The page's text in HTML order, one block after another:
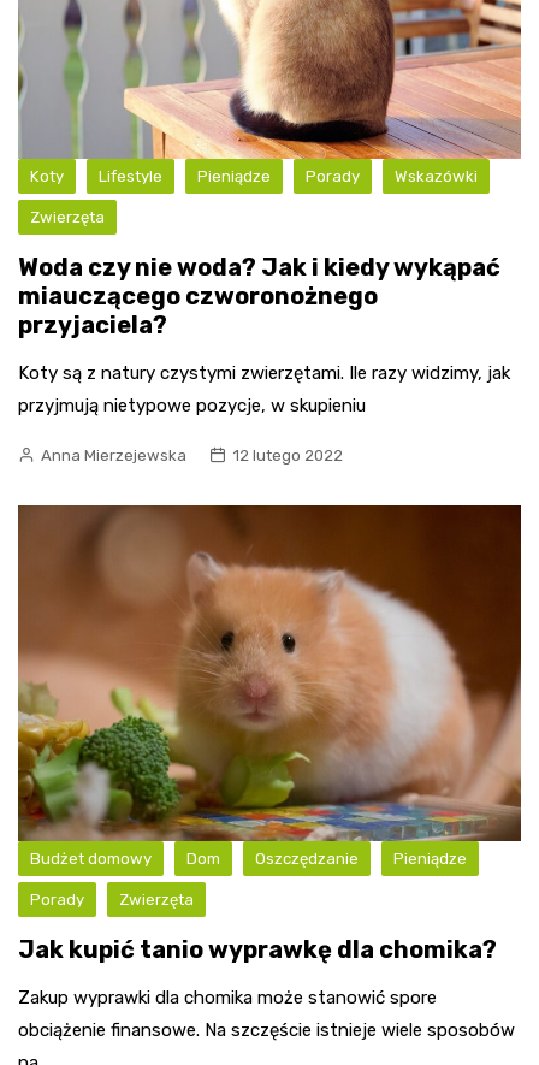
Koty Lifestyle Pieniądze Porady Wskazówki
Zwierzęta
Woda czy nie woda? Jak i kiedy wykąpać
miauczącego czworonożnego
przyjaciela?
Koty są z natury czystymi zwierzętami. Ile razy widzimy, jak
przyjmują nietypowe pozycje, w skupieniu
Anna Mierzejewska 12 lutego 2022
Budżet domowy Dom Oszczędzanie Pieniądze
Porady Zwierzęta
Jak kupić tanio wyprawkę dla chomika?
Zakup wyprawki dla chomika może stanowić spore
obciążenie finansowe. Na szczęście istnieje wiele sposobów